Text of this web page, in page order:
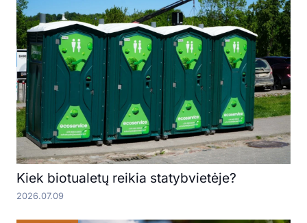
Kiek biotualetų reikia statybvietėje?
2026.07.09